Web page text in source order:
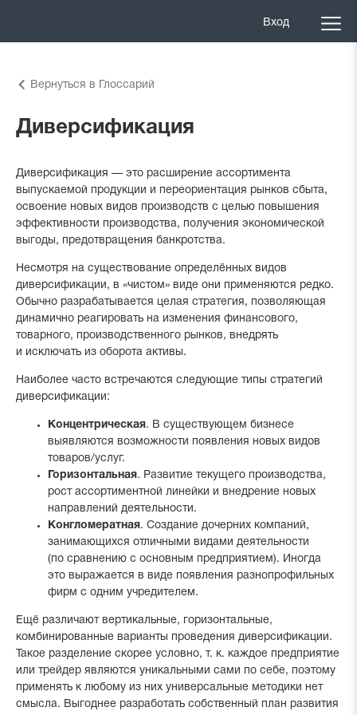
Вход
Вернуться в Глоссарий
Диверсификация
Диверсификация — это расширение ассортимента
выпускаемой продукции и переориентация рынков сбыта,
освоение новых видов производств с целью повышения
эффективности производства, получения экономической
выгоды, предотвращения банкротства.
Несмотря на существование определённых видов
диверсификации, в «чистом» виде они применяются редко.
Обычно разрабатывается целая стратегия, позволяющая
динамично реагировать на изменения финансового,
товарного, производственного рынков, внедрять
и исключать из оборота активы.
Наиболее часто встречаются следующие типы стратегий
диверсификации:
Концентрическая. В существующем бизнесе
выявляются возможности появления новых видов
товаров/услуг.
Горизонтальная. Развитие текущего производства,
рост ассортиментной линейки и внедрение новых
направлений деятельности.
Конгломератная. Создание дочерних компаний,
занимающихся отличными видами деятельности
(по сравнению с основным предприятием). Иногда
это выражается в виде появления разнопрофильных
фирм с одним учредителем.
Ещё различают вертикальные, горизонтальные,
комбинированные варианты проведения диверсификации.
Такое разделение скорее условно, т. к. каждое предприятие
или трейдер являются уникальными сами по себе, поэтому
применять к любому из них универсальные методики нет
смысла. Выгоднее разработать собственный план развития